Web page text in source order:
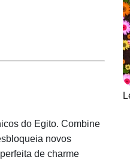
do Egito. Combine
novos
de charme